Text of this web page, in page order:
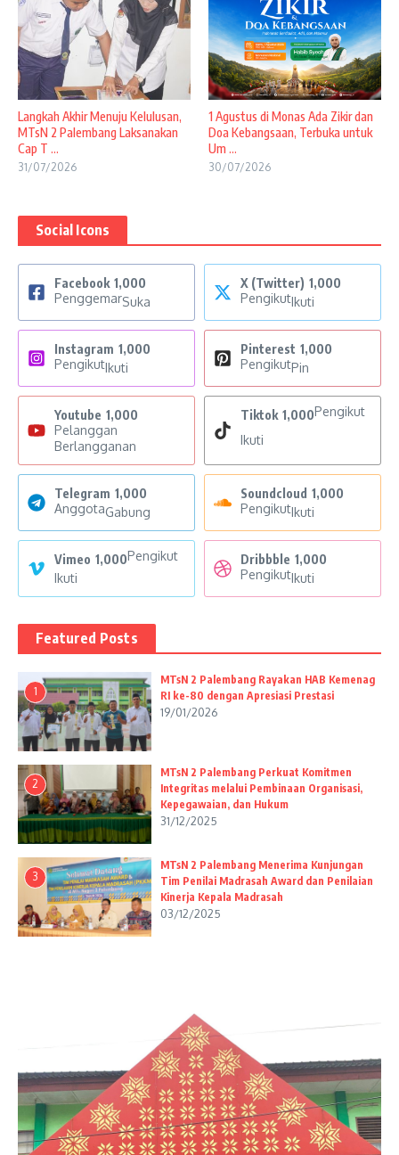
Langkah Akhir Menuju Kelulusan,
MTsN 2 Palembang Laksanakan
Cap T ...
31/07/2026
1 Agustus di Monas Ada Zikir dan
Doa Kebangsaan, Terbuka untuk
Um ...
30/07/2026
Social Icons
Facebook 1,000
PenggemarSuka
X (Twitter) 1,000
PengikutIkuti
Instagram 1,000
PengikutIkuti
Pinterest 1,000
PengikutPin
Youtube 1,000
Pelanggan
Berlangganan
Tiktok 1,000Pengikut
Ikuti
Telegram 1,000
AnggotaGabung
Soundcloud 1,000
PengikutIkuti
Vimeo 1,000Pengikut
Ikuti
Dribbble 1,000
PengikutIkuti
Featured Posts
1
MTsN 2 Palembang Rayakan HAB Kemenag
RI ke-80 dengan Apresiasi Prestasi
19/01/2026
2
MTsN 2 Palembang Perkuat Komitmen
Integritas melalui Pembinaan Organisasi,
Kepegawaian, dan Hukum
31/12/2025
3
MTsN 2 Palembang Menerima Kunjungan
Tim Penilai Madrasah Award dan Penilaian
Kinerja Kepala Madrasah
03/12/2025